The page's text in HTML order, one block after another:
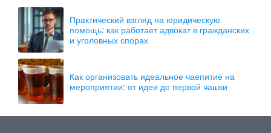
Практический взгляд на юридическую
помощь: как работает адвокат в гражданских
и уголовных спорах
Как организовать идеальное чаепитие на
мероприятии: от идеи до первой чашки